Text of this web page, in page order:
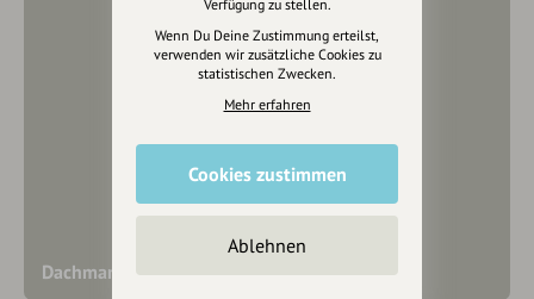
Dachmannweg
Verfügung zu stellen.
Wenn Du Deine Zustimmung erteilst,
verwenden wir zusätzliche Cookies zu
statistischen Zwecken.
Mehr erfahren
Cookies zustimmen
Ablehnen